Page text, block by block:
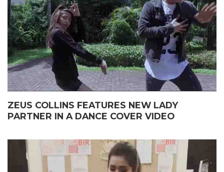
ZEUS COLLINS FEATURES NEW LADY
PARTNER IN A DANCE COVER VIDEO